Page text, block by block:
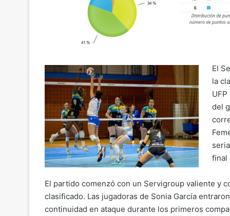
El
la
del
final
El partido comenzó con un Servigroup valiente y
clasificado. Las jugadoras de Sonia García
continuidad en ataque durante los primeros